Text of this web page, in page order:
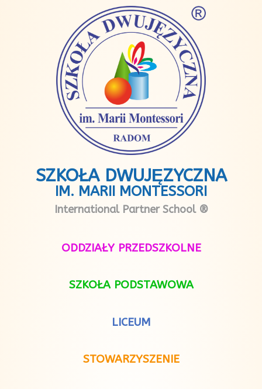
SZKOŁA DWUJĘZYCZNA
IM. MARII MONTESSORI
International Partner School ®
ODDZIAŁY PRZEDSZKOLNE
SZKOŁA PODSTAWOWA
LICEUM
STOWARZYSZENIE